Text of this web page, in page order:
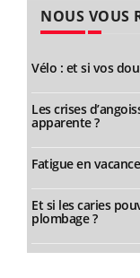
NOUS VOUS
Vélo : et si vos
Les crises
apparente ?
Fatigue en
Et si les caries
plombage ?